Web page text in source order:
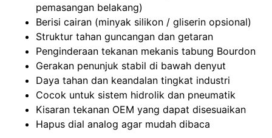
Quote request suatu
pengukur tekanan baja tahan karat
alat ukur tekanan tahan guncangan
Pengukur Suhu Dan Tekanan
pemasangan belakang)
Berisi cairan (minyak silikon / gliserin opsional)
Struktur tahan guncangan dan getaran
Penginderaan tekanan mekanis tabung Bourdon
Gerakan penunjuk stabil di bawah denyut
Daya tahan dan keandalan tingkat industri
Cocok untuk sistem hidrolik dan pneumatik
Kisaran tekanan OEM yang dapat disesuaikan
Hapus dial analog agar mudah dibaca